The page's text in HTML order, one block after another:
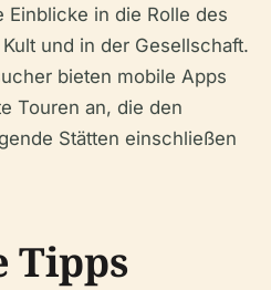
in die Rolle des
und in der Gesellschaft.
bieten mobile Apps
Touren an, die den
Stätten einschließen
Tipps